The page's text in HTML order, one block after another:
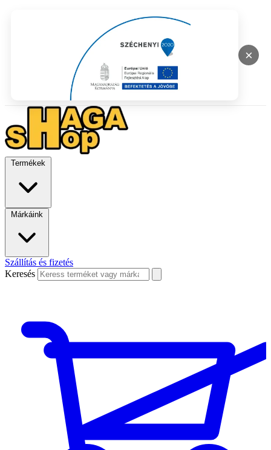
×
Termékek
Márkáink
Szállítás és fizetés
Keresés